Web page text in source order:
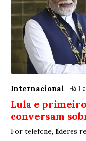
Internacional Há 1
Lula e
conversam
Por telefone, líderes